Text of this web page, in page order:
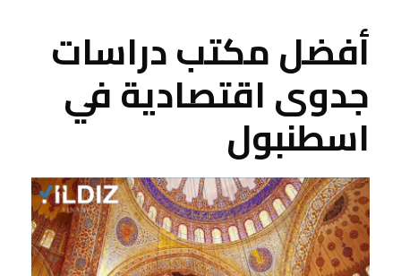
أفضل مكتب دراسات
جدوى اقتصادية في
اسطنبول